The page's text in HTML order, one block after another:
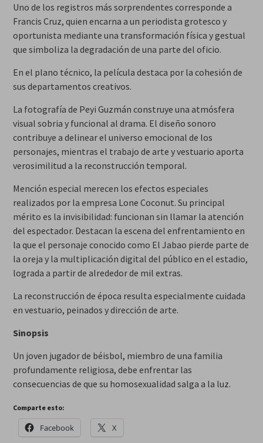
Uno de los registros más sorprendentes corresponde a
Francis Cruz, quien encarna a un periodista grotesco y
oportunista mediante una transformación física y gestual
que simboliza la degradación de una parte del oficio.
En el plano técnico, la película destaca por la cohesión de
sus departamentos creativos.
La fotografía de Peyi Guzmán construye una atmósfera
visual sobria y funcional al drama. El diseño sonoro
contribuye a delinear el universo emocional de los
personajes, mientras el trabajo de arte y vestuario aporta
verosimilitud a la reconstrucción temporal.
Mención especial merecen los efectos especiales
realizados por la empresa Lone Coconut. Su principal
mérito es la invisibilidad: funcionan sin llamar la atención
del espectador. Destacan la escena del enfrentamiento en
la que el personaje conocido como El Jabao pierde parte de
la oreja y la multiplicación digital del público en el estadio,
lograda a partir de alrededor de mil extras.
La reconstrucción de época resulta especialmente cuidada
en vestuario, peinados y dirección de arte.
Sinopsis
Un joven jugador de béisbol, miembro de una familia
profundamente religiosa, debe enfrentar las
consecuencias de que su homosexualidad salga a la luz.
Comparte esto:
Facebook X